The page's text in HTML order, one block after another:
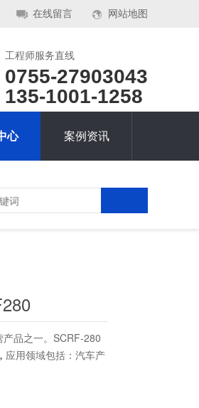
在线留言 网站地图
工程师服务直线
0755-27903043
135-1001-1258
心 案例资讯
之一。SCRF-280
领域包括：汽车产